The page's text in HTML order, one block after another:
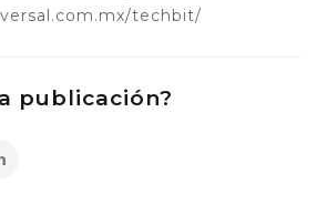
techbit/
publicación?